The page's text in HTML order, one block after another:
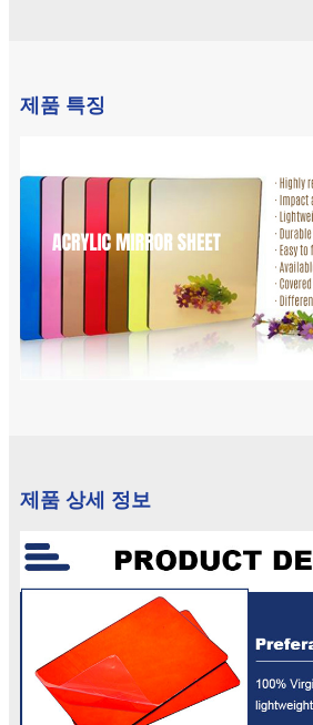
제품 특징
제품 상세 정보